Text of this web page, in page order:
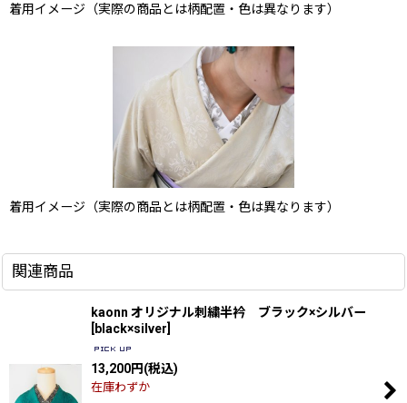
着用イメージ（実際の商品とは柄配置・色は異なります）
着用イメージ（実際の商品とは柄配置・色は異なります）
関連商品
kaonn オリジナル刺繍半衿 ブラック×シルバー
black×silver
13,200円(税込)
在庫わずか